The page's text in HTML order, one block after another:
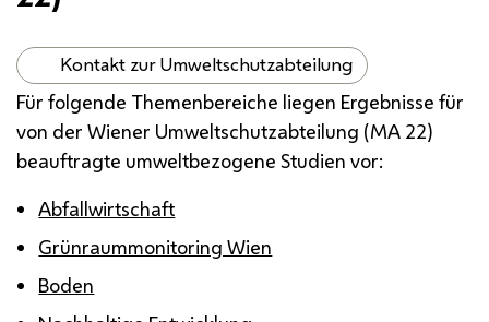
Kontakt zur Umweltschutzabteilung
Für folgende Themenbereiche liegen Ergebnisse für
von der Wiener Umweltschutzabteilung (MA 22)
beauftragte umweltbezogene Studien vor:
Abfallwirtschaft
Grünraummonitoring Wien
Boden